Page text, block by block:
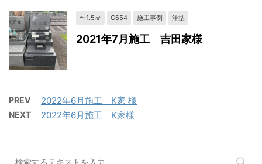
〜1.5㎡ G654 施工事例 洋型
2021年7月施工 吉田家様
PREV 2022年6月施工 K家 様
NEXT 2022年6月施工 K家様